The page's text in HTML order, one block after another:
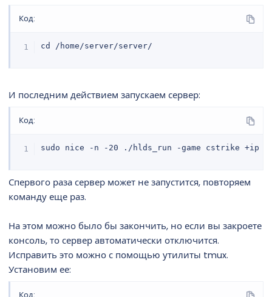
Код:
cd /home/server/server/
И последним действием запускаем сервер:
Код:
sudo nice -n -20 ./hlds_run -game cstrike +ip
Спервого раза сервер может не запустится, повторяем
команду еще раз.
На этом можно было бы закончить, но если вы закроете
консоль, то сервер автоматически отключится.
Исправить это можно с помощью утилиты tmux.
Установим ее: